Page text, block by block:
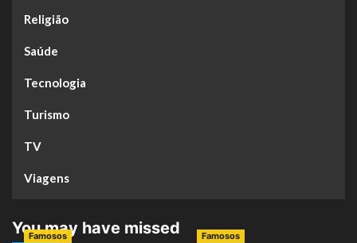
Religião
Saúde
Tecnologia
Turismo
TV
Viagens
You may have missed
Famosos Famosos